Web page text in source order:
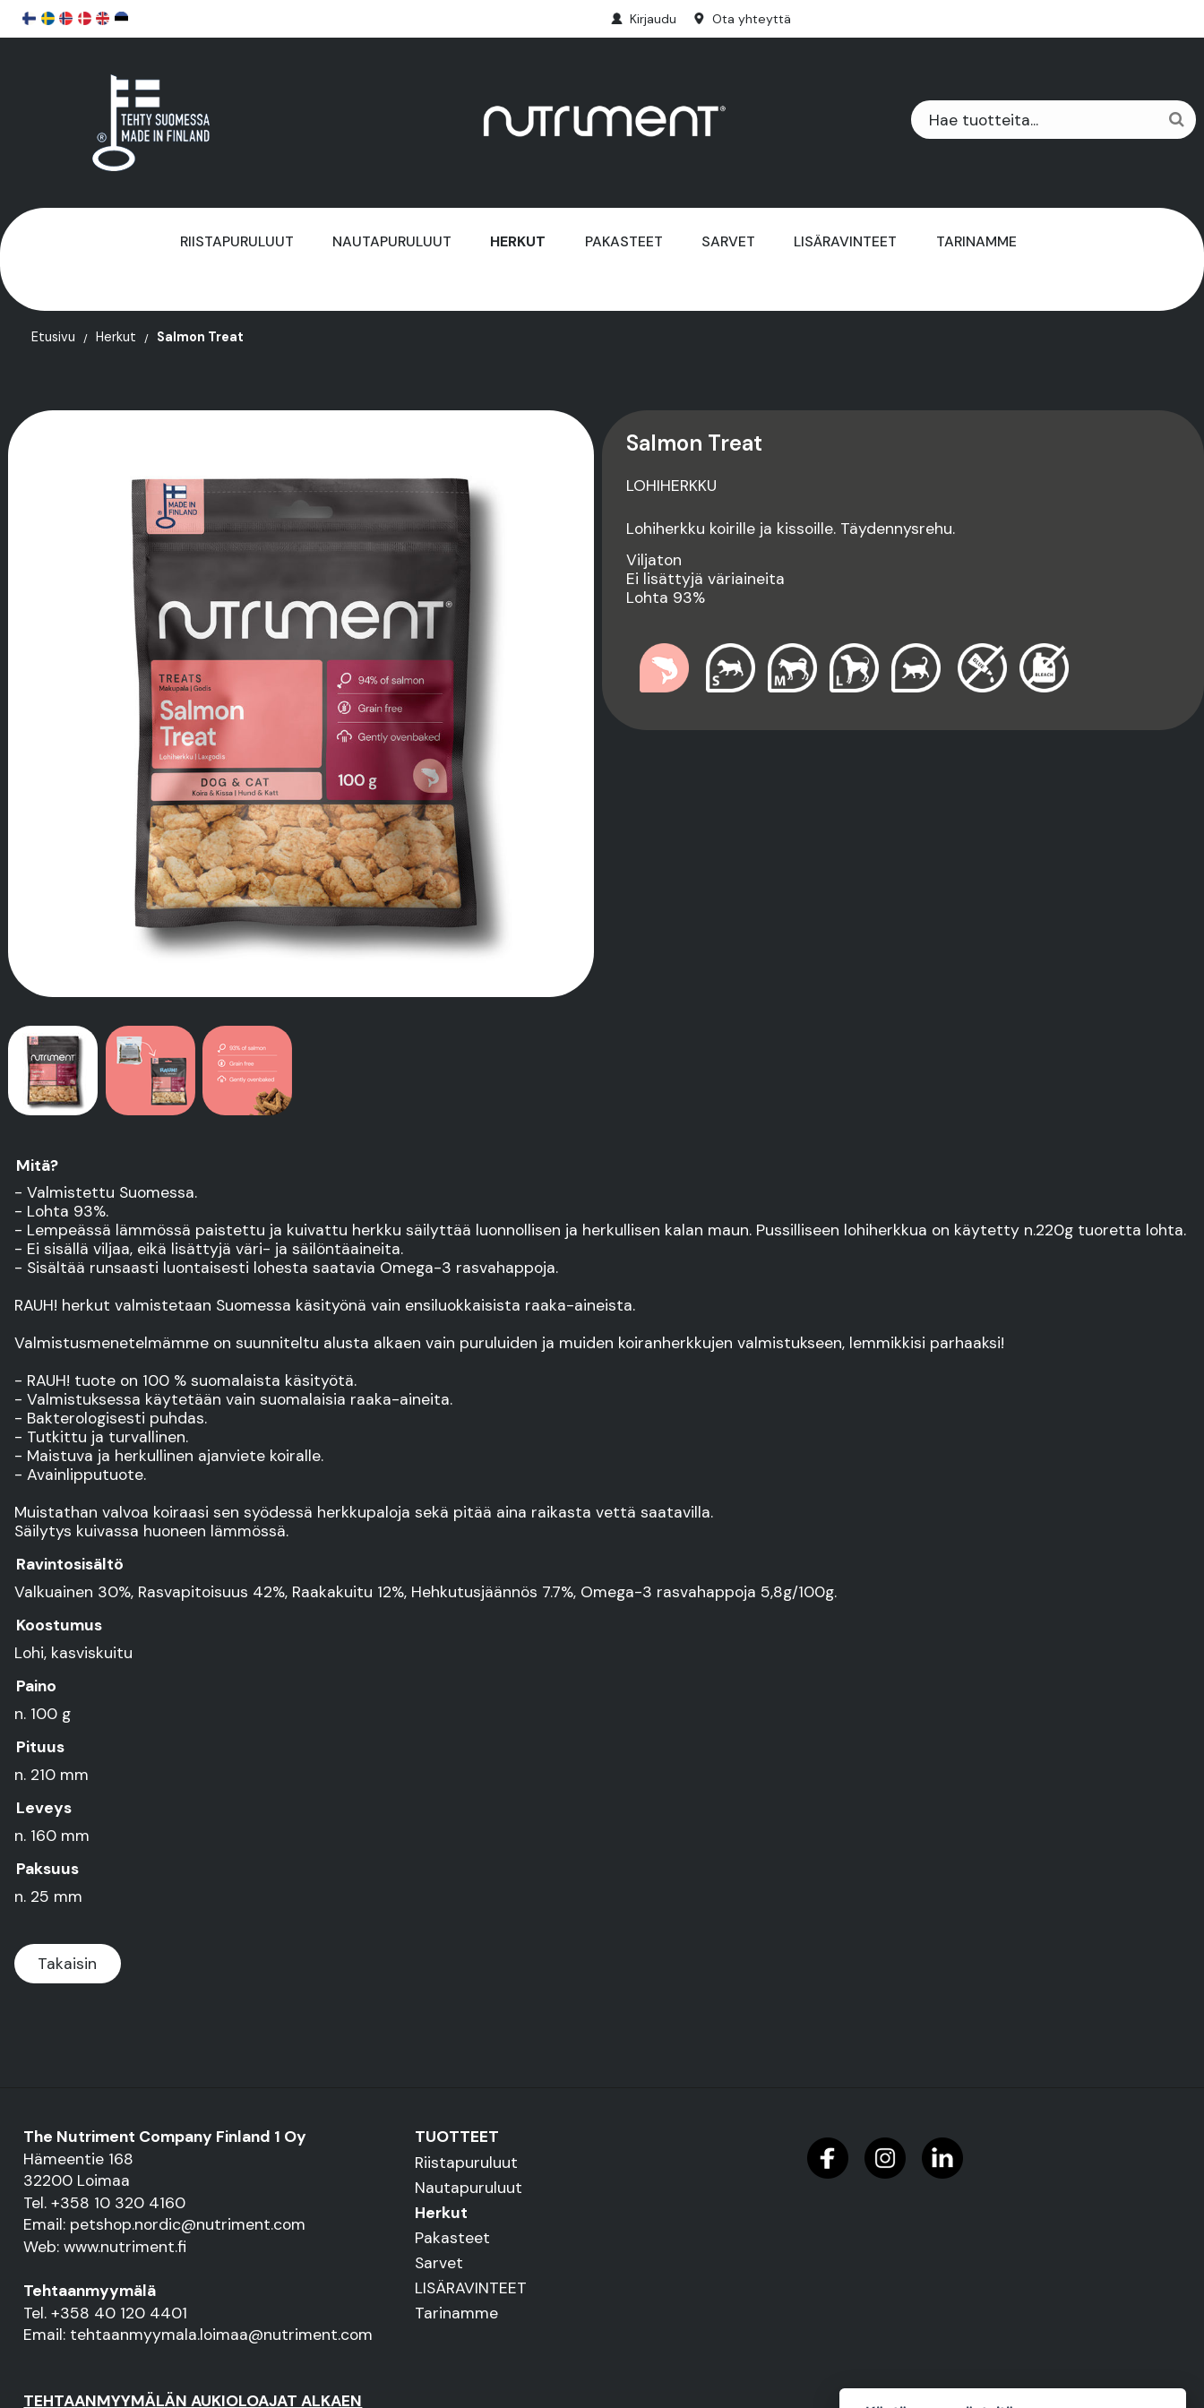
Kirjaudu Ota yhteyttä
RIISTAPURULUUT NAUTAPURULUUT HERKUT PAKASTEET SARVET LISÄRAVINTEET TARINAMME
Etusivu Herkut Salmon Treat
Salmon Treat
LOHIHERKKU
Lohiherkku koirille ja kissoille. Täydennysrehu.
Viljaton
Ei lisättyjä väriaineita
Lohta 93%
Mitä?
- Valmistettu Suomessa.
- Lohta 93%.
- Lempeässä lämmössä paistettu ja kuivattu herkku säilyttää luonnollisen ja herkullisen kalan maun. Pussilliseen lohiherkkua on käytetty n.220g tuoretta lohta.
- Ei sisällä viljaa, eikä lisättyjä väri- ja säilöntäaineita.
- Sisältää runsaasti luontaisesti lohesta saatavia Omega-3 rasvahappoja.
RAUH! herkut valmistetaan Suomessa käsityönä vain ensiluokkaisista raaka-aineista.
Valmistusmenetelmämme on suunniteltu alusta alkaen vain puruluiden ja muiden koiranherkkujen valmistukseen, lemmikkisi parhaaksi!
- RAUH! tuote on 100 % suomalaista käsityötä.
- Valmistuksessa käytetään vain suomalaisia raaka-aineita.
- Bakterologisesti puhdas.
- Tutkittu ja turvallinen.
- Maistuva ja herkullinen ajanviete koiralle.
- Avainlipputuote.
Muistathan valvoa koiraasi sen syödessä herkkupaloja sekä pitää aina raikasta vettä saatavilla.
Säilytys kuivassa huoneen lämmössä.
Ravintosisältö
Valkuainen 30%, Rasvapitoisuus 42%, Raakakuitu 12%, Hehkutusjäännös 7.7%, Omega-3 rasvahappoja 5,8g/100g.
Koostumus
Lohi, kasviskuitu
Paino
n. 100 g
Pituus
n. 210 mm
Leveys
n. 160 mm
Paksuus
n. 25 mm
Takaisin
The Nutriment Company Finland 1 Oy
Hämeentie 168
32200 Loimaa
Tel. +358 10 320 4160
Email: petshop.nordic@nutriment.com
Web: www.nutriment.fi
Tehtaanmyymälä
Tel. +358 40 120 4401
Email: tehtaanmyymala.loimaa@nutriment.com
TEHTAANMYYMÄLÄN AUKIOLOAJAT ALKAEN
TUOTTEET
Riistapuruluut
Nautapuruluut
Herkut
Pakasteet
Sarvet
LISÄRAVINTEET
Tarinamme